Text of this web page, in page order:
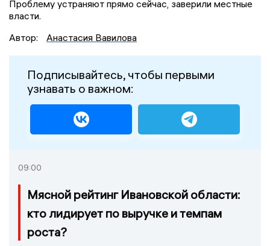
Проблему устраняют прямо сейчас, заверили местные
власти.
Автор:
Анастасия Вавилова
Подписывайтесь, чтобы первыми
узнавать о важном:
09:00
Мясной рейтинг Ивановской области:
кто лидирует по выручке и темпам
роста?